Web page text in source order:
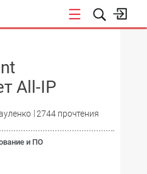
All-IP
2744 прочтения
и ПО